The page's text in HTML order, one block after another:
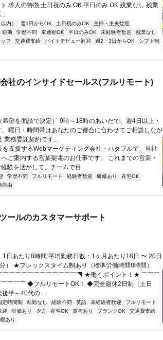
求人の特徴 土日祝のみ OK 平日のみ OK 残業なし 残業
内） 週1日からOK 土日祝のみOK
主婦・主夫歓迎
短期 学歴不問 車通勤OK 平日のみOK 未経験者歓迎
残業なし
フ 交通費支給 バイトデビュー歓迎 週2・3日からOK
シフト制
社のインサイドセールス(フルリモート)
望を面談で決定） 9時～18時のあいだで、週4日以上・
曜日・時間帯はあなたのご都合に合わせてご相談しなが
業務委託契約です...
支援するWebマーケティング会社・ハタフルで、当社
ご案内する営業架電のお仕事です。 これまでの営業・
験を活かして、チームで目...
学歴不問 フルリモート 経験者歓迎 研修あり
在宅OK
自由
ールのカスタマーサポート
日あたり8時間 平均勤務日数：1ヶ月あたり18日 〜 20日
） ★フレックスタイム制あり（標準労働時間8時間）
￣￣￣￣￣￣￣￣￣￣￣￣◥ ★働くポイント！★ ￣￣￣
￣￣￣ ◆フルリモートOK！ ◆完全週休2日制（土日
半～40代の...
定時間制 転勤なし 経験不問 英語 未経験者歓迎
フルリモート
迎 研修あり 夕方 在宅OK 賞与あり ブランクOK
交通費支給
あり